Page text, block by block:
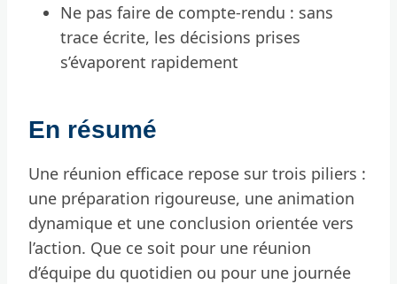
Ne pas faire de compte-rendu : sans
trace écrite, les décisions prises
s’évaporent rapidement
En résumé
Une réunion efficace repose sur trois piliers :
une préparation rigoureuse, une animation
dynamique et une conclusion orientée vers
l’action. Que ce soit pour une réunion
d’équipe du quotidien ou pour une journée